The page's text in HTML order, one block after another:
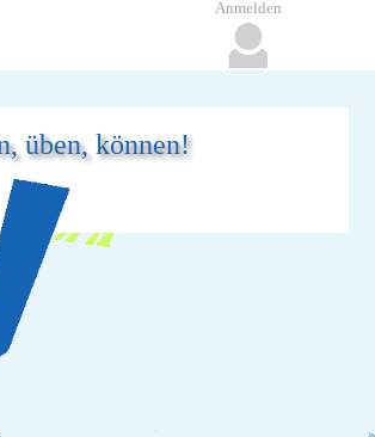
üben, können!
Anmelden